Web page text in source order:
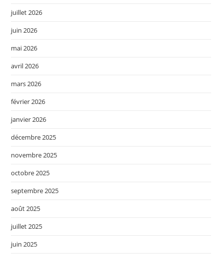
juillet 2026
juin 2026
mai 2026
avril 2026
mars 2026
février 2026
janvier 2026
décembre 2025
novembre 2025
octobre 2025
septembre 2025
août 2025
juillet 2025
juin 2025